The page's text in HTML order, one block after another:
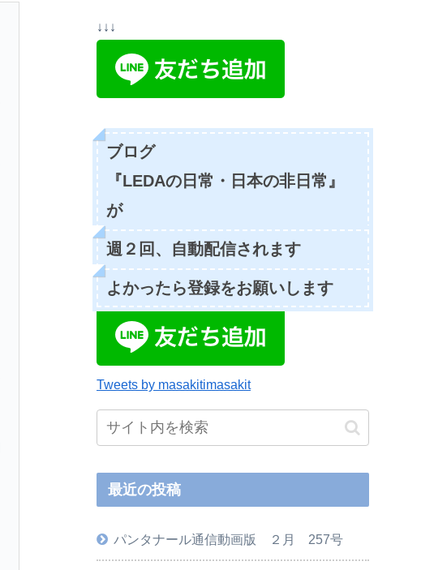
↓↓↓
ブログ
『LEDAの日常・日本の非日常』
が
週２回、自動配信されます
よかったら登録をお願いします
Tweets by masakitimasakit
最近の投稿
パンタナール通信動画版 ２月 257号